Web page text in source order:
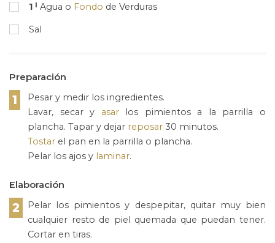
1 l Agua o Fondo de Verduras
Sal
Preparación
1
Pesar y medir los ingredientes.
Lavar, secar y asarlos pimientos a la parrilla o
plancha. Tapar y dejar reposar 30 minutos.
Tostar el pan en la parrilla o plancha.
Pelar los ajos y laminar.
Elaboración
2
Pelar los pimientos y despepitar, quitar muy bien
cualquier resto de piel quemada que puedan tener.
Cortar en tiras.